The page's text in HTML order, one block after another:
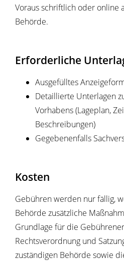
Voraus schriftlich oder online
Behörde.
Erforderliche
Ausgefülltes
Detaillierte Unterlagen
Vorhabens (Lageplan,
Beschreibungen)
Gegebenenfalls
Kosten
Gebühren werden nur fällig,
Behörde zusätzliche
Grundlage für die
Rechtsverordnung und
zuständigen Behörde sowie